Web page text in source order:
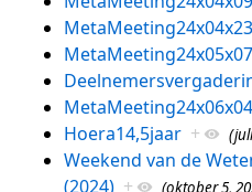
MetaMeeting24x04x23
MetaMeeting24x05x07
MetaMeeting24x06x04
Hoera14,5jaar +
Weekend van de
(2024) + (oktober 5,